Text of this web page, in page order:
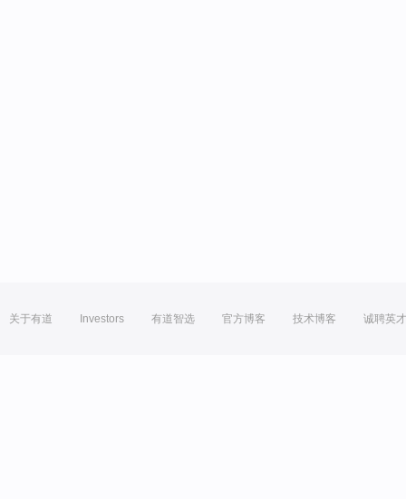
关于有道 Investors 有道智选 官方博客 技术博客 诚聘英才